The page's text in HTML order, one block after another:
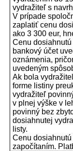
vydražiteľ s
V prípade
zaplatiť cenu
ako 3 300 eur,
Cenu
bankový účet
oznámenia,
uvedeným
Ak bola
forme listiny
vydražiteľ
v plnej výške v
povinný bez
dosiahnutej
listy.
Cenu
započítaním.